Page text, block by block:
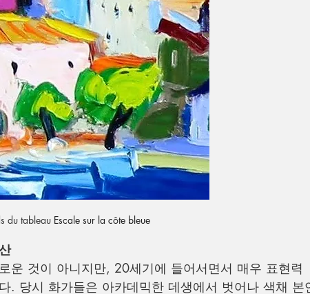
du tableau Escale sur la côte bleue
운 것이 아니지만, 20세기에 들어서면서 매우 표현력
. 당시 화가들은 아카데믹한 데생에서 벗어나 색채 본